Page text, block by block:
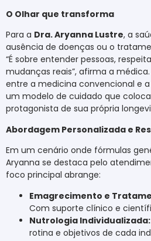
O Olhar que transforma
Para a Dra. Aryanna Lustre, a
ausência de doenças ou o
“É sobre entender pessoas,
mudanças reais”, afirma a
entre a medicina convencional e
um modelo de cuidado que
protagonista de sua própria
Abordagem Personalizada e
Em um cenário onde fórmulas
Aryanna se destaca pelo
foco principal abrange:
Emagrecimento e
Com suporte clínico e
Nutrologia Individualizada:
rotina e objetivos de cada